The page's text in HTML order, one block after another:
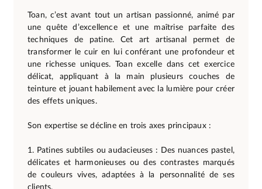
Toan, c’est avant tout un artisan passionné, animé par
une quête d’excellence et une maîtrise parfaite des
techniques de patine. Cet art artisanal permet de
transformer le cuir en lui conférant une profondeur et
une richesse uniques. Toan excelle dans cet exercice
délicat, appliquant à la main plusieurs couches de
teinture et jouant habilement avec la lumière pour créer
des effets uniques.
Son expertise se décline en trois axes principaux :
1. Patines subtiles ou audacieuses : Des nuances pastel,
délicates et harmonieuses ou des contrastes marqués
de couleurs vives, adaptées à la personnalité de ses
clients.